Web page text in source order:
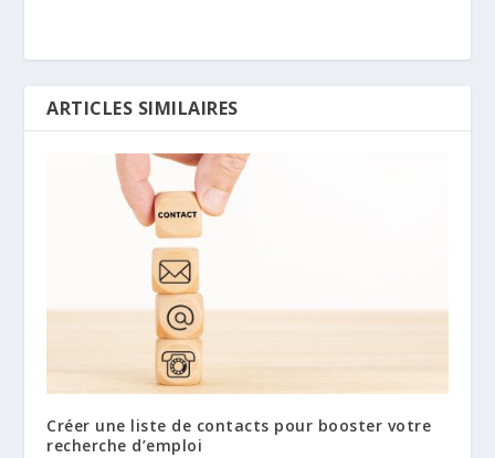
ARTICLES SIMILAIRES
Créer une liste de contacts pour booster votre
recherche d’emploi